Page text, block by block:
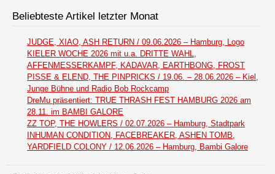
Beliebteste Artikel letzter Monat
JUDGE, XIAO, ASH RETURN / 09.06.2026 – Hamburg, Logo
KIELER WOCHE 2026 mit u.a. DRITTE WAHL,
AFFENMESSERKAMPF, KADAVAR, EARTHBONG, FROST
PISSE & ELEND, THE PINPRICKS / 19.06. – 28.06.2026 – Kiel,
Junge Bühne und Radio Bob Rockcamp
DreMu präsentiert: TRUE THRASH FEST HAMBURG 2026 am
28.11. im BAMBI GALORE
ZZ TOP, THE HOWLERS / 02.07.2026 – Hamburg, Stadtpark
INHUMAN CONDITION, FACEBREAKER, ASHEN TOMB,
YARDFIELD COLONY / 12.06.2026 – Hamburg, Bambi Galore